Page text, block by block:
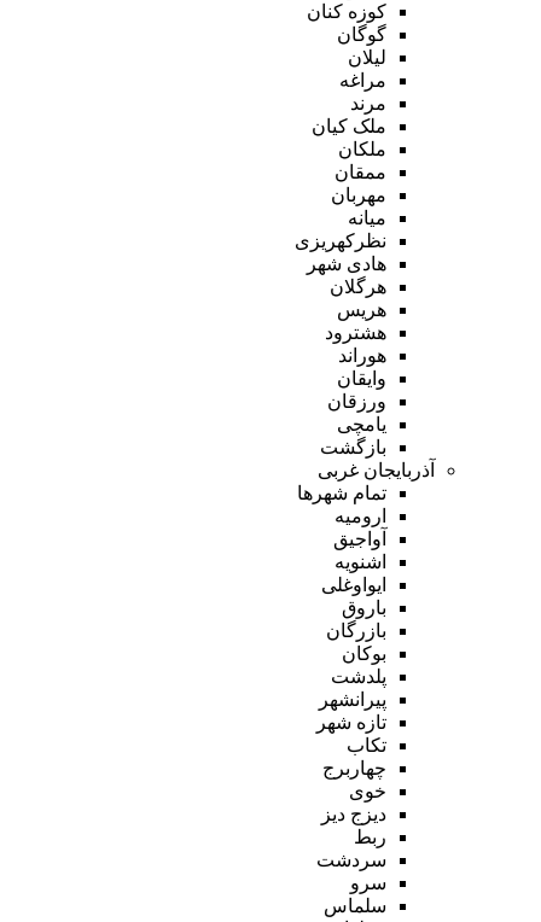
کوزه کنان
گوگان
لیلان
مراغه
مرند
ملک کیان
ملکان
ممقان
مهربان
میانه
نظرکهریزی
هادی شهر
هرگلان
هریس
هشترود
هوراند
وایقان
ورزقان
یامچی
بازگشت
آذربایجان غربی
تمام شهر‌ها
ارومیه
آواجیق
اشنویه
ایواوغلی
باروق
بازرگان
بوکان
پلدشت
پیرانشهر
تازه شهر
تکاب
چهاربرج
خوی
دیزج دیز
ربط
سردشت
سرو
سلماس